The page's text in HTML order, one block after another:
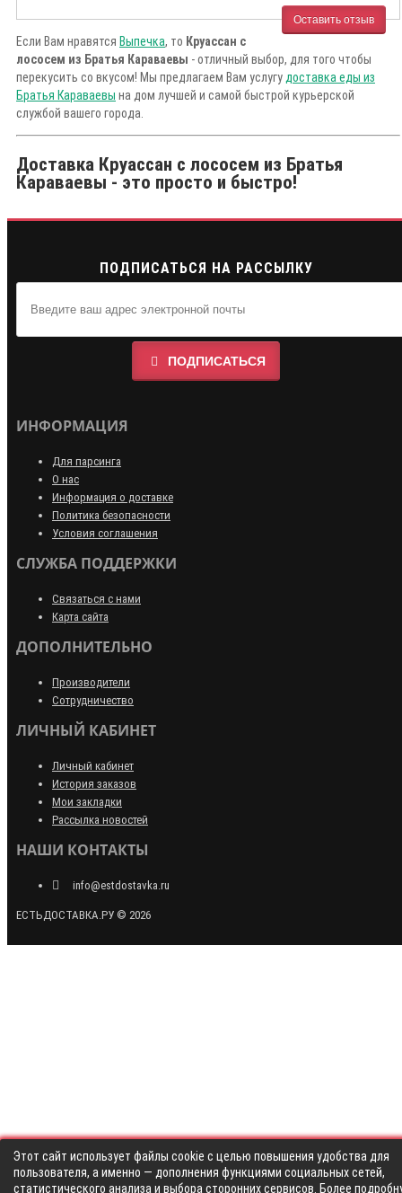
Оставить отзыв
Если Вам нравятся Выпечка, то Круассан с
лососем из Братья Караваевы - отличный выбор, для того чтобы
перекусить со вкусом! Мы предлагаем Вам услугу доставка еды из
Братья Караваевы на дом лучшей и самой быстрой курьерской
службой вашего города.
Доставка Круассан с лососем из Братья
Караваевы - это просто и быстро!
ПОДПИСАТЬСЯ НА РАССЫЛКУ
ПОДПИСАТЬСЯ
ИНФОРМАЦИЯ
Для парсинга
О нас
Информация о доставке
Политика безопасности
Условия соглашения
СЛУЖБА ПОДДЕРЖКИ
Связаться с нами
Карта сайта
ДОПОЛНИТЕЛЬНО
Производители
Сотрудничество
ЛИЧНЫЙ КАБИНЕТ
Личный кабинет
История заказов
Мои закладки
Рассылка новостей
НАШИ КОНТАКТЫ
info@estdostavka.ru
ЕСТЬДОСТАВКА.РУ © 2026
Этот сайт использует файлы cookie с целью повышения удобства для
пользователя, а именно — дополнения функциями социальных сетей,
статистического анализа и выбора сторонних сервисов. Более